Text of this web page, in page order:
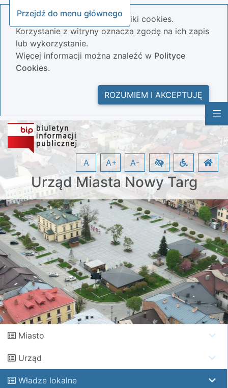
Przejdź do menu głównego
Nasza strona wykorzystuje pliki cookies.
Korzystanie z witryny oznacza zgodę na ich zapis
lub wykorzystanie.
Więcej informacji można znaleźć w Polityce
Cookies.
ROZUMIEM I AKCEPTUJĘ
Urząd Miasta Nowy Targ
A A+ A-
Miasto
Urząd
Władze lokalne